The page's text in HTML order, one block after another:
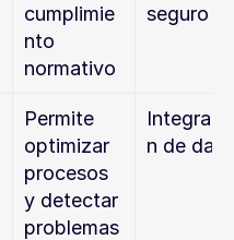
cumplimie
nto
normativo
seguro
Permite
optimizar
procesos
y detectar
problemas
n de